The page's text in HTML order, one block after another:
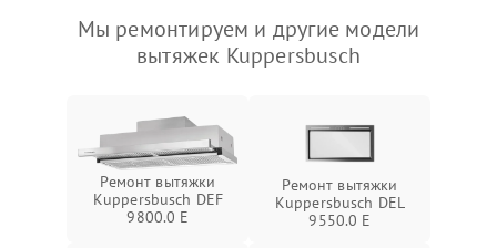
Мы ремонтируем и другие модели
вытяжек Kuppersbusch
Ремонт вытяжки
Kuppersbusch DEF
9800.0 E
Ремонт вытяжки
Kuppersbusch DEL
9550.0 E